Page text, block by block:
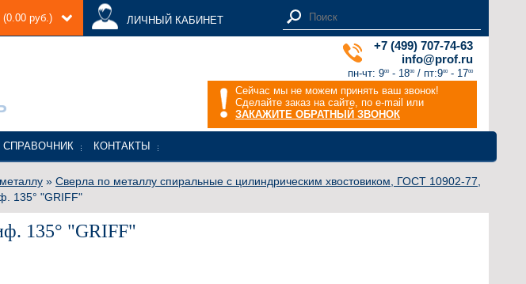
(0.00 руб.) ЛИЧНЫЙ КАБИНЕТ
+7 (499) 707-74-63
info@prof.ru
пн-чт: 900 - 1800 / пт:900 - 1700
Сейчас мы не можем принять ваш звонок!
Сделайте заказ на сайте, по e-mail или
ЗАКАЖИТЕ ОБРАТНЫЙ ЗВОНОК
СПРАВОЧНИК КОНТАКТЫ
» Сверла по металлу спиральные с цилиндрическим хвостовиком, ГОСТ 10902-77,
135° "GRIFF"
135° "GRIFF"